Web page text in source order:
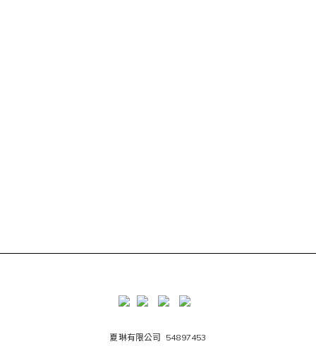
夏琳有限公司 54897453